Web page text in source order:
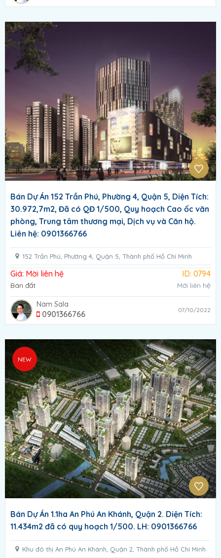
Bán Dự Án 152 Trần Phú, Phường 4, Quận 5, Diện Tích:
30.972,7m2, Đã có QĐ 1/500, Quy hoạch Cao ốc văn
phòng, Trung tâm thương mại, Dịch vụ và Căn hộ.
Liên hệ: 0901366766
152 Trần Phú, Phường 4, Quận 5, Thành phố Hồ Chí Minh
ID: 0794
Giá: Mời liên hệ
Bán đất Mời liên hệ
Nam Sala
0901366766 07/10/2022
NEW
Bán Dự Án 1.1ha An Phú An Khánh, Quận 2. Diện Tích:
11.434m2 đã có quy hoạch 1/500. LH: 0901366766
Khu đô thị An Phú An Khánh, Quận 2, Thành phố Hồ Chí Minh